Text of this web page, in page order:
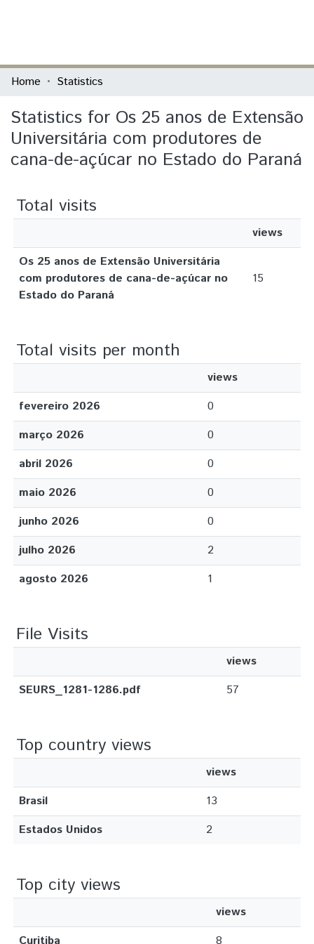
Communities & Collections
All of DSpace
Home Statistics
Statistics for Os 25 anos de Extensão
Universitária com produtores de
cana-de-açúcar no Estado do Paraná
Total visits
views
Os 25 anos de Extensão Universitária
com produtores de cana-de-açúcar no
Estado do Paraná
15
Total visits per month
views
fevereiro 2026
0
março 2026
0
abril 2026
0
maio 2026
0
junho 2026
0
julho 2026
2
agosto 2026
1
File Visits
views
SEURS_1281-1286.pdf
57
Top country views
views
Brasil
13
Estados Unidos
2
Top city views
views